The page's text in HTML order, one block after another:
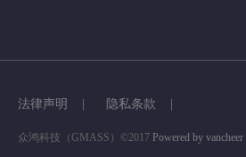
法律声明 | 隐私条款 |
众鸿科技（GMASS）©2017 Powered by vancheer